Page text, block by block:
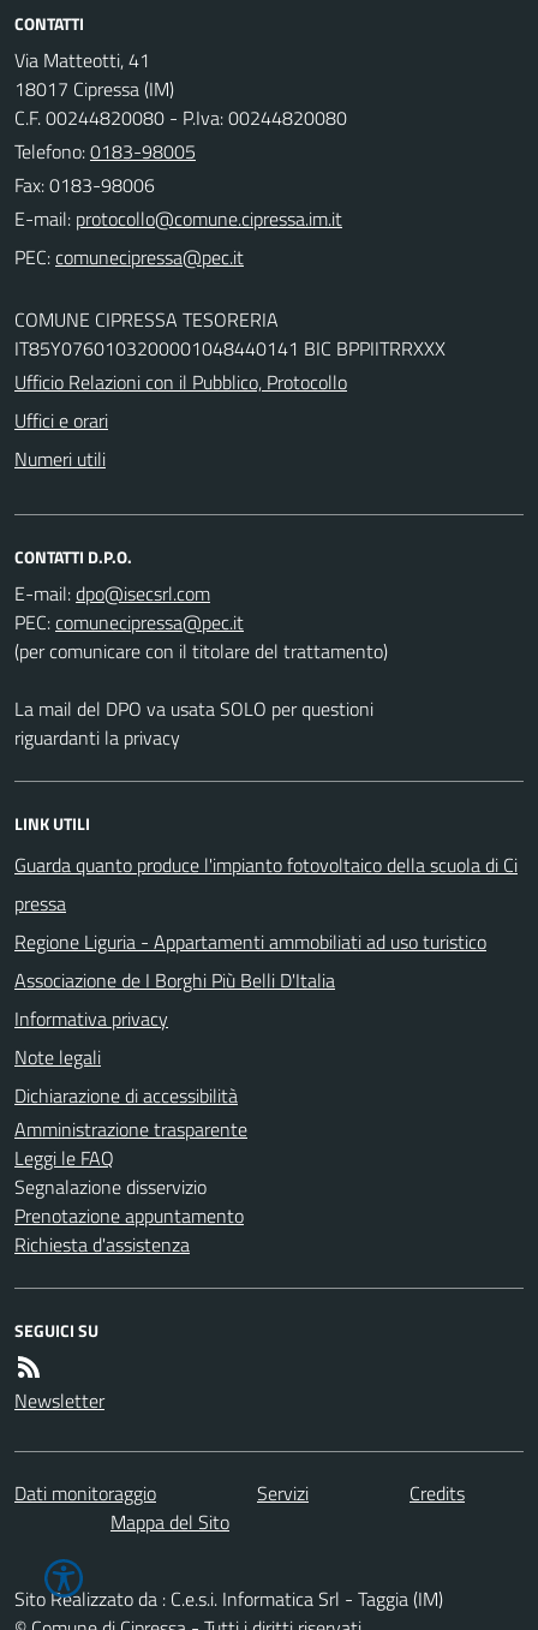
CONTATTI
Via Matteotti, 41
18017 Cipressa (IM)
C.F. 00244820080 - P.Iva: 00244820080
Telefono:0183-98005
Fax: 0183-98006
E-mail:
PEC:
COMUNE CIPRESSA TESORERIA
IT85Y0760103200001048440141 BIC BPPIITRRXXX
Ufficio Relazioni con il Pubblico, Protocollo
Uffici e orari
Numeri utili
CONTATTI D.P.O.
E-mail:
PEC:
(per comunicare con il titolare del trattamento)
La mail del DPO va usata SOLO per questioni
riguardanti la privacy
LINK UTILI
Guarda quanto produce l'impianto fotovoltaico della scuola di Ci
pressa
Regione Liguria - Appartamenti ammobiliati ad uso turistico
Associazione de I Borghi Più Belli D'Italia
Informativa privacy
Note legali
Dichiarazione di accessibilità
Amministrazione trasparente
Leggi le FAQ
Segnalazione disservizio
Prenotazione appuntamento
Richiesta d'assistenza
SEGUICI SU
Newsletter
Dati monitoraggio Servizi
Credits
Mappa del Sito
Sito Realizzato da : C.e.s.i. Informatica Srl - Taggia (IM)